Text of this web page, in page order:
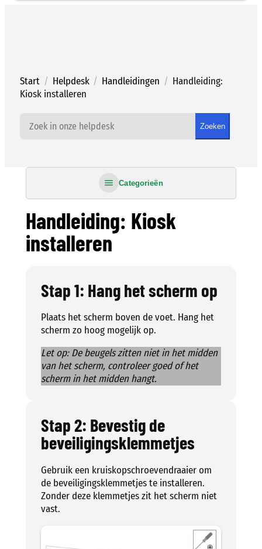
Start / Helpdesk / Handleidingen / Handleiding:
Kiosk installeren
Zoeken
Categorieën
Handleiding: Kiosk
installeren
Stap 1: Hang het scherm op
Plaats het scherm boven de voet. Hang het
scherm zo hoog mogelijk op.
Let op: De beugels zitten niet in het midden
van het scherm, controleer goed of het
scherm in het midden hangt.
Stap 2: Bevestig de
beveiligingsklemmetjes
Gebruik een kruiskopschroevendraaier om
de beveiligingsklemmetjes te installeren.
Zonder deze klemmetjes zit het scherm niet
vast.